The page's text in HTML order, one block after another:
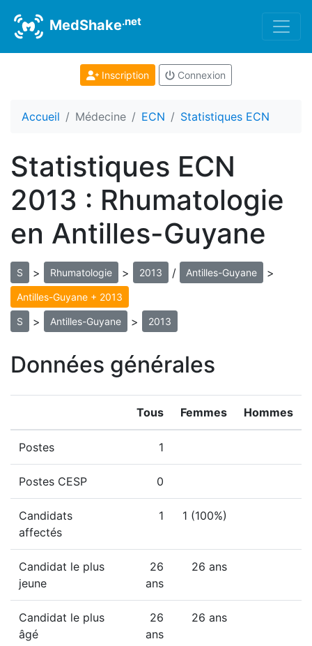
MedShake.net
Inscription Connexion
Accueil Médecine ECN Statistiques ECN
Statistiques ECN
2013 : Rhumatologie
en Antilles-Guyane
S > Rhumatologie > 2013 / Antilles-Guyane >
Antilles-Guyane + 2013
S > Antilles-Guyane > 2013
Données générales
Tous Femmes Hommes
Postes 1
Postes CESP 0
Candidats
affectés
1 1 (100%)
Candidat le plus
jeune
26
ans
26 ans
Candidat le plus
âgé
26
ans
26 ans